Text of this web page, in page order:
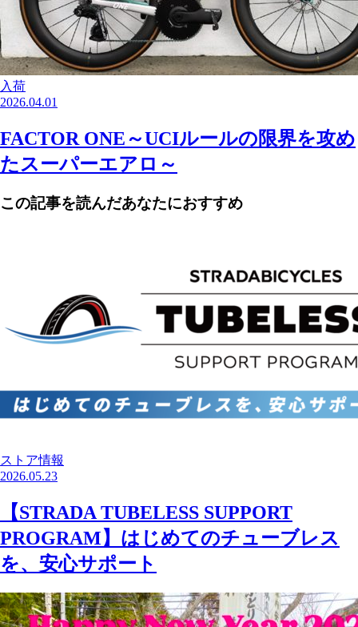
入荷
2026.04.01
FACTOR ONE～UCIルールの限界を攻め
たスーパーエアロ～
この記事を読んだあなたにおすすめ
ストア情報
2026.05.23
【STRADA TUBELESS SUPPORT
PROGRAM】はじめてのチューブレス
を、安心サポート